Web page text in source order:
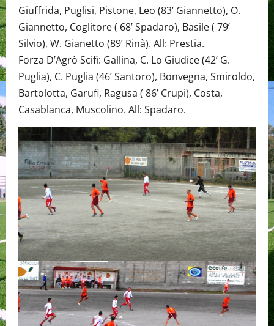
Giuffrida, Puglisi, Pistone, Leo (83’ Giannetto), O.
Giannetto, Coglitore ( 68’ Spadaro), Basile ( 79’
Silvio), W. Gianetto (89’ Rinà). All: Prestia.
Forza D’Agrò Scifì: Gallina, C. Lo Giudice (42’ G.
Puglia), C. Puglia (46’ Santoro), Bonvegna, Smiroldo,
Bartolotta, Garufi, Ragusa ( 86’ Crupi), Costa,
Casablanca, Muscolino. All: Spadaro.